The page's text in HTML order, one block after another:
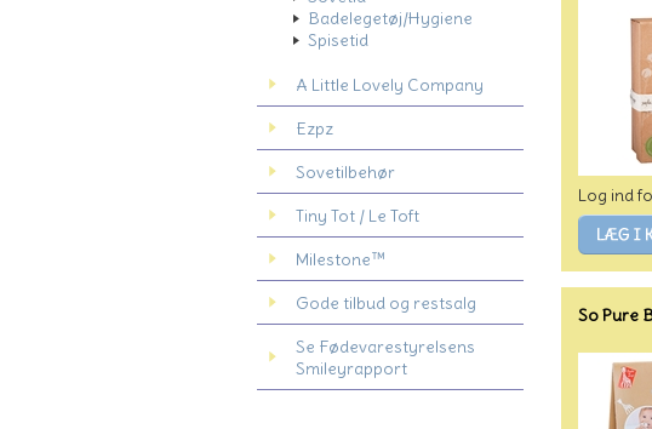
Badelegetøj/Hygiene
Spisetid
A Little Lovely Company
Ezpz
Sovetilbehør
Tiny Tot / Le Toft
Milestone™
Gode tilbud og restsalg
Se Fødevarestyrelsens
Smileyrapport
Log ind
So Pure